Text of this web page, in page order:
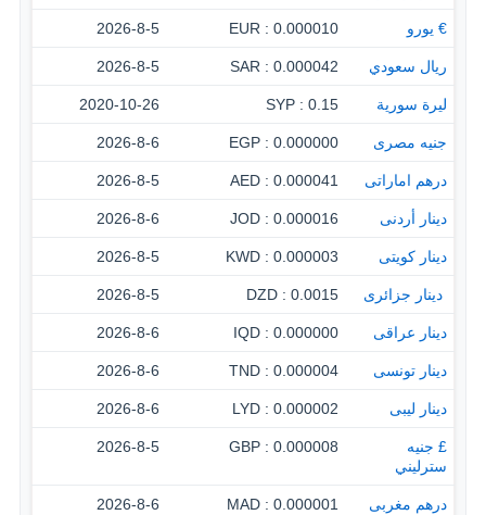
€ يورو 0.000010 : EUR
2026-8-5
ريال سعودي 0.000042 : SAR
2026-8-5
ليرة سورية 0.15 : SYP
2020-10-26
جنيه مصرى 0.000000 : EGP
2026-8-6
درهم اماراتى 0.000041 : AED
2026-8-5
دينار أردنى 0.000016 : JOD
2026-8-6
دينار كويتى 0.000003 : KWD
2026-8-5
‏ دينار جزائرى 0.0015 : DZD
2026-8-5
دينار عراقى 0.000000 : IQD
2026-8-6
دينار تونسى 0.000004 : TND
2026-8-6
دينار ليبى 0.000002 : LYD
2026-8-6
£ جنيه
سترليني
0.000008 : GBP
2026-8-5
درهم مغربى 0.000001 : MAD
2026-8-6